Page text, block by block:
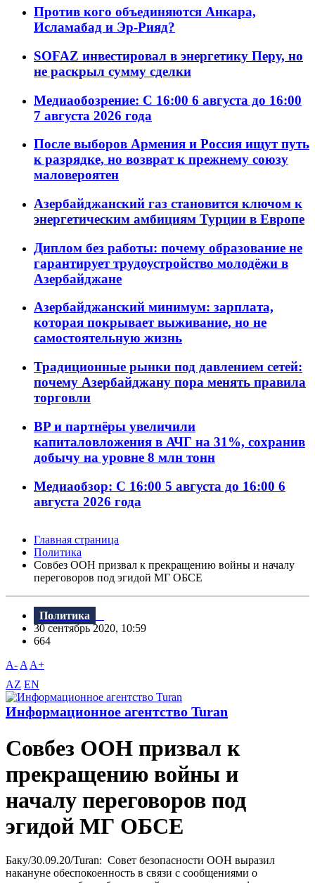
Против кого объединяются Анкара,
Исламабад и Эр-Рияд?
SOFAZ инвестировал в энергетику Перу, но
не раскрыл сумму сделки
Медиаобозрение: С 16:00 6 августа до 16:00
7 августа 2026 года
После выборов Армения и Россия ищут путь
к разрядке, но возврат к прежнему союзу
маловероятен
Азербайджанский газ становится ключом к
энергетическим амбициям Турции в Европе
Диплом без работы: почему образование не
гарантирует трудоустройство молодёжи в
Азербайджане
Азербайджанский минимум: зарплата,
которая покрывает выживание, но не
самостоятельную жизнь
Традиционные рынки под давлением сетей:
почему Азербайджану пора менять правила
торговли
BP и партнёры увеличили
капиталовложения в АЧГ на 31%, сохранив
добычу на уровне 8 млн тонн
Медиаобзор: С 16:00 5 августа до 16:00 6
августа 2026 года
Главная страница
Политика
Совбез ООН призвал к прекращению войны и началу
переговоров под эгидой МГ ОБСЕ
Политика
30 сентябрь 2020, 10:59
664
A- A A+
AZ EN
Информационное агентство Turan
Совбез ООН призвал к
прекращению войны и
началу переговоров под
эгидой МГ ОБСЕ
Баку/30.09.20/Turan: Совет безопасности ООН выразил
накануне обеспокоенность в связи с сообщениями о